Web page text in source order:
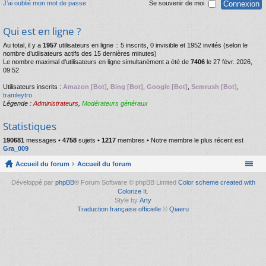
J’ai oublié mon mot de passe Se souvenir de moi
Qui est en ligne ?
Au total, il y a 1957 utilisateurs en ligne :: 5 inscrits, 0 invisible et 1952 invités (selon le
nombre d’utilisateurs actifs des 15 dernières minutes)
Le nombre maximal d’utilisateurs en ligne simultanément a été de 7406 le 27 févr. 2026,
09:52
Utilisateurs inscrits : Amazon [Bot] Bing [Bot] Google [Bot] Semrush [Bot]
tramleytro
Légende : Administrateurs Modérateurs généraux
Statistiques
190681 messages • 4758 sujets • 1217 membres • Notre membre le plus récent est
Gra_009
Accueil du forum Accueil du forum
Développé par phpBB® Forum Software © phpBB Limited Color scheme created with
Colorize It.
Style by Arty
Traduction française officielle © Qiaeru